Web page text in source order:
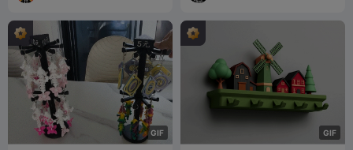
GIF GIF